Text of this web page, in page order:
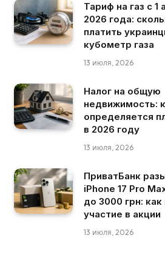
Тариф на газ с 1
2026 года:
платить
кубометр газа
13 июля, 2026
Налог на общую
недвижимость:
определяется
в 2026 году
13 июля, 2026
ПриватБанк
iPhone 17 Pro
до 3000 грн: как
участие в акции
13 июля, 2026